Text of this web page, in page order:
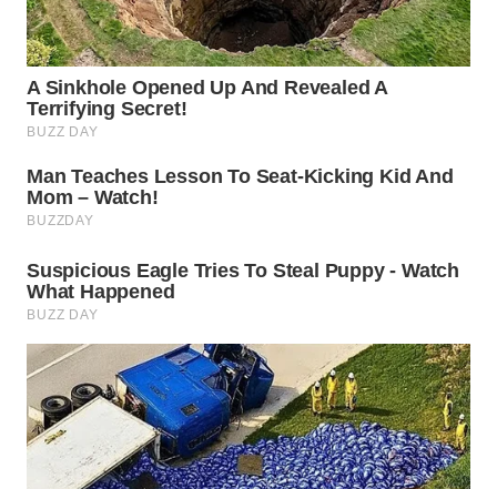
WN
INDRAMAYU
WN
KUNINGAN
WN
MAJALENGKA
SUBANG
WN
SUKABUMI
PURWAKARTA